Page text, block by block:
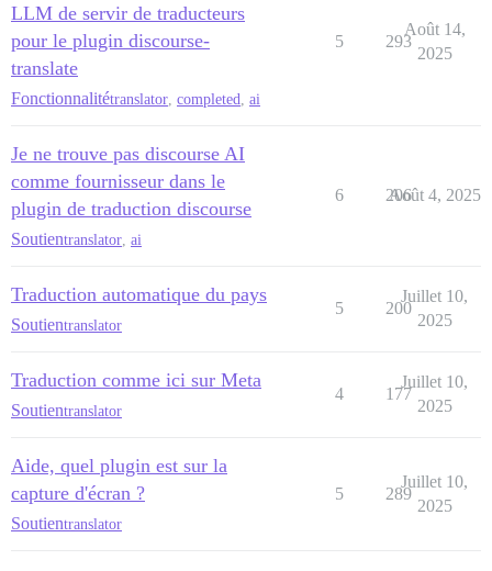
LLM de servir de traducteurs
pour le plugin discourse-
translate
Fonctionnalitétranslator completed ai
5 293
Août 14,
2025
Je ne trouve pas discourse AI
comme fournisseur dans le
plugin de traduction discourse
Soutientranslator ai
6 206
Août 4, 2025
Traduction automatique du pays
Soutientranslator
5 200
Juillet 10,
2025
Traduction comme ici sur Meta
Soutientranslator
4 177
Juillet 10,
2025
Aide, quel plugin est sur la
capture d'écran ?
Soutientranslator
5 289
Juillet 10,
2025